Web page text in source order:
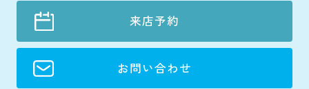
来店予約
お問い合わせ